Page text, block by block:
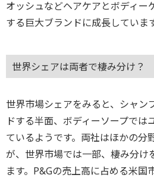
オッシュなどヘアケアとボディー
する巨大ブランドに成長しています
世界シェアは両者で棲み分け？
世界市場シェアをみると、シャン
ドする半面、ボディーソープでは
ているようです。両社はほかの分
が、世界市場では一部、棲み分け
ます。P&Gの売上高に占める米国